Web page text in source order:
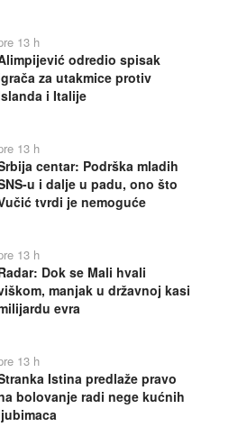
13 h
odredio spisak
za utakmice protiv
i Italije
13 h
centar: Podrška mladih
u i dalje u padu, ono što
tvrdi je nemoguće
13 h
Dok se Mali hvali
manjak u državnoj kasi
evra
13 h
Istina predlaže pravo
bolovanje radi nege kućnih